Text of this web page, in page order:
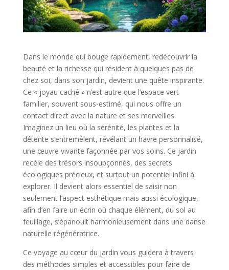
Dans le monde qui bouge rapidement, redécouvrir la
beauté et la richesse qui résident à quelques pas de
chez soi, dans son jardin, devient une quête inspirante.
Ce « joyau caché » n’est autre que l’espace vert
familier, souvent sous-estimé, qui nous offre un
contact direct avec la nature et ses merveilles.
Imaginez un lieu où la sérénité, les plantes et la
détente s’entremêlent, révélant un havre personnalisé,
une œuvre vivante façonnée par vos soins. Ce jardin
recèle des trésors insoupçonnés, des secrets
écologiques précieux, et surtout un potentiel infini à
explorer. Il devient alors essentiel de saisir non
seulement l’aspect esthétique mais aussi écologique,
afin d’en faire un écrin où chaque élément, du sol au
feuillage, s’épanouit harmonieusement dans une danse
naturelle régénératrice.
Ce voyage au cœur du jardin vous guidera à travers
des méthodes simples et accessibles pour faire de